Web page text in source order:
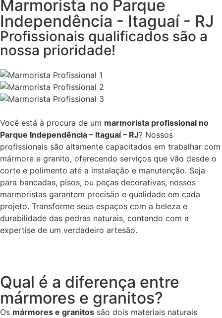
Marmorista no Parque
Independência - Itaguaí - RJ
Profissionais qualificados são a
nossa prioridade!
Você está à procura de um marmorista profissional no
Parque Independência – Itaguaí – RJ? Nossos
profissionais são altamente capacitados em trabalhar com
mármore e granito, oferecendo serviços que vão desde o
corte e polimento até a instalação e manutenção. Seja
para bancadas, pisos, ou peças decorativas, nossos
marmoristas garantem precisão e qualidade em cada
projeto. Transforme seus espaços com a beleza e
durabilidade das pedras naturais, contando com a
expertise de um verdadeiro artesão.
Qual é a diferença entre
mármores e granitos?
Os mármores e granitos são dois materiais naturais